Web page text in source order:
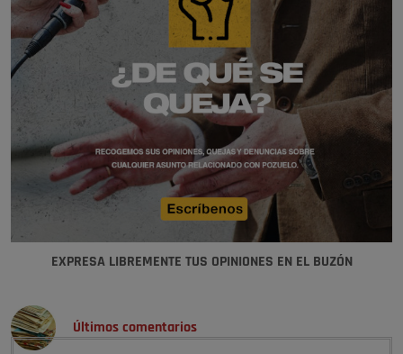
EXPRESA LIBREMENTE TUS OPINIONES EN EL BUZÓN
Últimos comentarios